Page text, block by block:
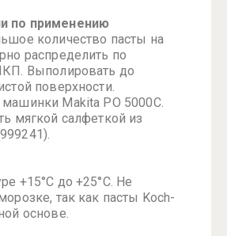
по применению
количество пасты на
распределить по
Выполировать до
поверхности.
Makita PO 5000C.
мягкой салфеткой из
+15°С до +25°С. Не
так как пасты Koch-
основе.